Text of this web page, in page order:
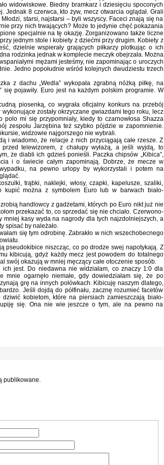
widowiskowe. Biedny bramkarz i dziesięciu spoconych
8 czerwca, kto żyw, mecz otwarcia oglądał. Grali
starsi, najstarsi – byli wszyscy. Faceci znają się na
przy nich trwających? Może to jedynie chęć pokazania
specjalnie na tę okazję. Zorganizowano także liczne
jednym stole i kobiety z dziećmi przy drugim. Kobiety z
dzielnie wspierały grających piłkarzy plotkując o ich
rodzinka jednak w komplecie meczyk obejrzała. Można
mężami jesteśmy, nie zapominając o uroczych
Jedno popołudnie wśród kolejnych dwudziestu trzech
z dachu „Wedla” wykopała zgrabną nóżką piłkę, na
się pojawiły. Euro jest na każdym polskim programie. W
piosenką, co wygrała oficjalny konkurs na przebój
zostały okrzyczane gwiazdami tego roku, lecz
mi się przypomniały, kiedy to czarnowłosa Shazza
zespołu Jarzębina też szybko pójdzie w zapomnienie.
widzowie najgorszego nie wybrali.
i wiadomo, że relacje z nich przyciągają całe rzesze. Z
telewizorem, z chałupy wyłażą, a jeśli wyjdą, to
że diabli ich gdzieś ponieśli. Paczka chipsów „Kibica”,
i o świecie całym zapominają. Dobrze, że mecze w
na pewno urlopy by wykorzystali i potem na
trąbki, naklejki, włosy, czapki, kapelusze, szaliki,
kupić można z symbolem Euro lub w barwach biało-
handlowcy z gadżetami, których po Euro nikt już nie
przekazać to, co sprzedać się nie chciało. Czerwono-
mniej kasy wyda na nagrody dla tych najzdolniejszych, a
spisać by należało.
się tym odrobinę. Zabrakło w nich wszechobecnego
pseudokibice niszcząc, co po drodze swej napotykają. Z
kibicują, gdyż każdy mecz jest powodem do totalnego
okazują w mniej męczący całe otoczenie sposób.
jest. Do niedawna nie widziałam, co znaczy 1:0 dla
mnie ogarnęło niemałe, gdy dowiedziałam się, że po
grę na innych połówkach. Kibicuję naszym dlatego,
Jeśli dojdą do półfinału, zacznę rozumieć facetów
kobietom, które na piersiach zamieszczają biało-
się. Ona nie wie jeszcze o tym, ale na pewno na
publikowane.